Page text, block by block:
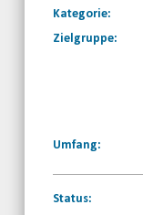
Kategorie:
Zielgruppe:
Umfang:
Status: